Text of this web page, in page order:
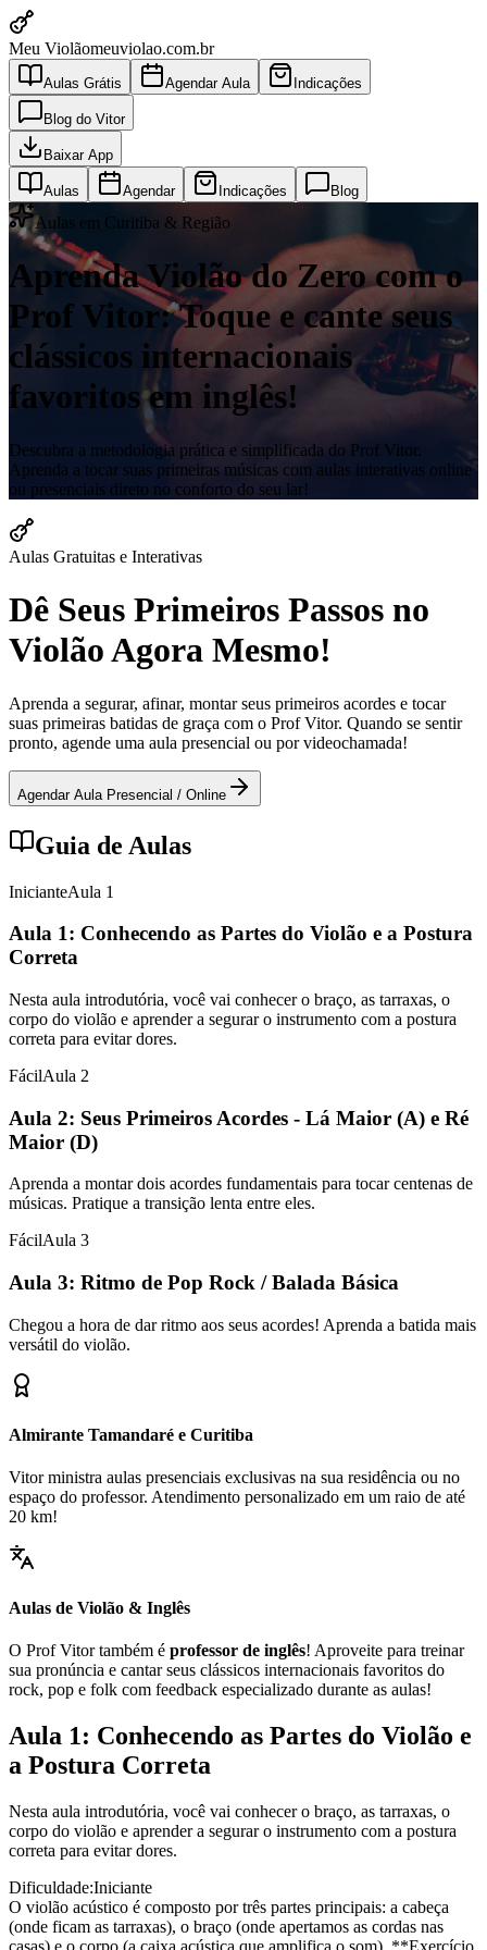
Meu Violãomeuviolao.com.br
Aulas Grátis Agendar Aula Indicações
Blog do Vitor
Baixar App
Aulas Agendar Indicações Blog
Aulas em Curitiba & Região
Aprenda Violão do Zero com o
Prof Vitor: Toque e cante seus
clássicos internacionais
favoritos em inglês!
Descubra a metodologia prática e simplificada do Prof Vitor.
Aprenda a tocar suas primeiras músicas com aulas interativas online
ou presenciais direto no conforto do seu lar!
Aulas Gratuitas e Interativas
Dê Seus Primeiros Passos no
Violão Agora Mesmo!
Aprenda a segurar, afinar, montar seus primeiros acordes e tocar
suas primeiras batidas de graça com o Prof Vitor. Quando se sentir
pronto, agende uma aula presencial ou por videochamada!
Agendar Aula Presencial / Online
Guia de Aulas
InicianteAula 1
Aula 1: Conhecendo as Partes do Violão e a Postura
Correta
Nesta aula introdutória, você vai conhecer o braço, as tarraxas, o
corpo do violão e aprender a segurar o instrumento com a postura
correta para evitar dores.
FácilAula 2
Aula 2: Seus Primeiros Acordes - Lá Maior (A) e Ré
Maior (D)
Aprenda a montar dois acordes fundamentais para tocar centenas de
músicas. Pratique a transição lenta entre eles.
FácilAula 3
Aula 3: Ritmo de Pop Rock / Balada Básica
Chegou a hora de dar ritmo aos seus acordes! Aprenda a batida mais
versátil do violão.
Almirante Tamandaré e Curitiba
Vitor ministra aulas presenciais exclusivas na sua residência ou no
espaço do professor. Atendimento personalizado em um raio de até
20 km!
Aulas de Violão & Inglês
O Prof Vitor também é professor de inglês! Aproveite para treinar
sua pronúncia e cantar seus clássicos internacionais favoritos do
rock, pop e folk com feedback especializado durante as aulas!
Aula 1: Conhecendo as Partes do Violão e
a Postura Correta
Nesta aula introdutória, você vai conhecer o braço, as tarraxas, o
corpo do violão e aprender a segurar o instrumento com a postura
correta para evitar dores.
Dificuldade:Iniciante
O violão acústico é composto por três partes principais: a cabeça
(onde ficam as tarraxas), o braço (onde apertamos as cordas nas
casas) e o corpo (a caixa acústica que amplifica o som). **Exercício